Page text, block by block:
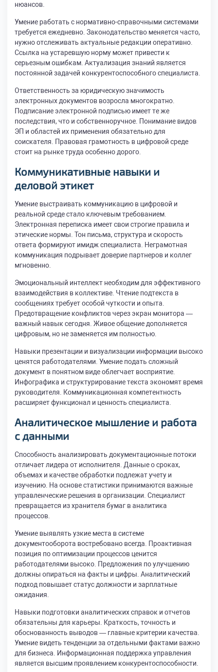
нюансов.
Умение работать с нормативно-справочными системами
требуется ежедневно. Законодательство меняется часто,
нужно отслеживать актуальные редакции оперативно.
Ссылка на устаревшую норму может привести к
серьезным ошибкам. Актуализация знаний является
постоянной задачей конкурентоспособного специалиста.
Ответственность за юридическую значимость
электронных документов возросла многократно.
Подписание электронной подписью имеет те же
последствия, что и собственноручное. Понимание видов
ЭП и областей их применения обязательно для
соискателя. Правовая грамотность в цифровой среде
стоит на рынке труда особенно дорого.
Коммуникативные навыки и
деловой этикет
Умение выстраивать коммуникацию в цифровой и
реальной среде стало ключевым требованием.
Электронная переписка имеет свои строгие правила и
этические нормы. Тон письма, структура и скорость
ответа формируют имидж специалиста. Неграмотная
коммуникация подрывает доверие партнеров и коллег
мгновенно.
Эмоциональный интеллект необходим для эффективного
взаимодействия в коллективе. Чтение подтекста в
сообщениях требует особой чуткости и опыта.
Предотвращение конфликтов через экран монитора —
важный навык сегодня. Живое общение дополняется
цифровым, но не заменяется им полностью.
Навыки презентации и визуализации информации высоко
ценятся работодателями. Умение подать сложный
документ в понятном виде облегчает восприятие.
Инфографика и структурирование текста экономят время
руководителя. Коммуникационная компетентность
расширяет функционал и ценность специалиста.
Аналитическое мышление и работа
с данными
Способность анализировать документационные потоки
отличает лидера от исполнителя. Данные о сроках,
объемах и качестве обработки подлежат учету и
изучению. На основе статистики принимаются важные
управленческие решения в организации. Специалист
превращается из хранителя бумаг в аналитика
процессов.
Умение выявлять узкие места в системе
документооборота востребовано всегда. Проактивная
позиция по оптимизации процессов ценится
работодателями высоко. Предложения по улучшению
должны опираться на факты и цифры. Аналитический
подход повышает статус должности и зарплатные
ожидания.
Навыки подготовки аналитических справок и отчетов
обязательны для карьеры. Краткость, точность и
обоснованность выводов — главные критерии качества.
Умение видеть тенденции за отдельными фактами важно
для бизнеса. Информационная поддержка управления
является высшим проявлением конкурентоспособности.